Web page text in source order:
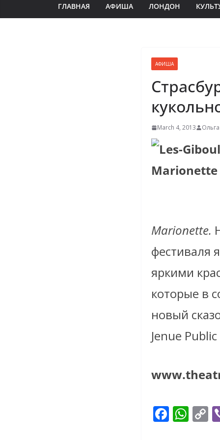
ГЛАВНАЯ АФИША ЛОНДОН
АФИША
March 4, 2013
Marionette.
фестиваля
яркими
которые в
новый
Jenue
F W C